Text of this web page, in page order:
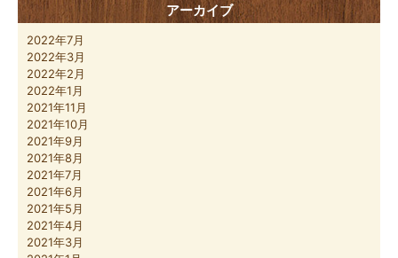
アーカイブ
2022年7月
2022年3月
2022年2月
2022年1月
2021年11月
2021年10月
2021年9月
2021年8月
2021年7月
2021年6月
2021年5月
2021年4月
2021年3月